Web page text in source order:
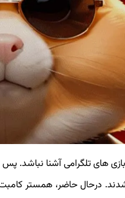
های تلگرامی آشنا نباشد.
درحال حاضر، همستر کامبت